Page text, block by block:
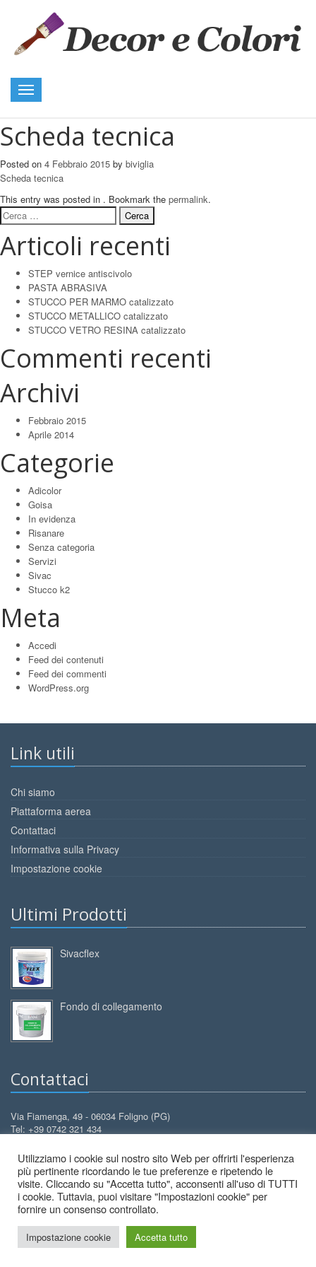
Toggle
navigation
Scheda tecnica
Posted on 4 Febbraio 2015 by biviglia
Scheda tecnica
This entry was posted in . Bookmark the permalink.
Ricerca
per:
Articoli recenti
STEP vernice antiscivolo
PASTA ABRASIVA
STUCCO PER MARMO catalizzato
STUCCO METALLICO catalizzato
STUCCO VETRO RESINA catalizzato
Commenti recenti
Archivi
Febbraio 2015
Aprile 2014
Categorie
Adicolor
Goisa
In evidenza
Risanare
Senza categoria
Servizi
Sivac
Stucco k2
Meta
Accedi
Feed dei contenuti
Feed dei commenti
WordPress.org
Link utili
Chi siamo
Piattaforma aerea
Contattaci
Informativa sulla Privacy
Impostazione cookie
Ultimi Prodotti
Sivacflex
Fondo di collegamento
Contattaci
Via Fiamenga, 49 - 06034 Foligno (PG)
Tel: +39 0742 321 434
Email:info@decorcolori.com
2026 © Decor Colori - All Rights Reserved.
Utilizziamo i cookie sul nostro sito Web per offrirti l'esperienza
più pertinente ricordando le tue preferenze e ripetendo le
visite. Cliccando su "Accetta tutto", acconsenti all'uso di TUTTI
i cookie. Tuttavia, puoi visitare "Impostazioni cookie" per
fornire un consenso controllato.
Impostazione cookie Accetta tutto